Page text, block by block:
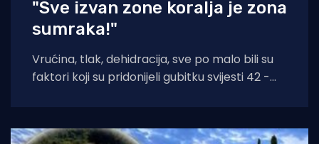
"Sve izvan zone koralja je zona
sumraka!"
Vrućina, tlak, dehidracija, sve po malo bili su
faktori koji su pridonijeli gubitku svijesti 42 -